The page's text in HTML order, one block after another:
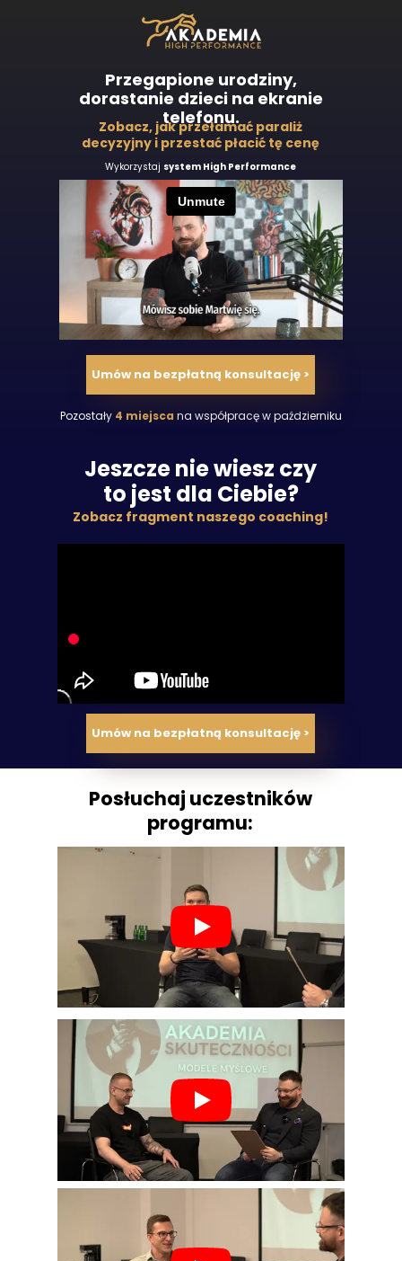
Przegapione urodziny,
dorastanie dzieci na ekranie
telefonu.
Zobacz, jak przełamać paraliż
decyzyjny i przestać płacić tę cenę
Wykorzystaj system High Performance
Umów na bezpłatną konsultację >
Pozostały 4 miejsca na współpracę w październiku
Jeszcze nie wiesz czy
to jest dla Ciebie?
Zobacz fragment naszego coaching!
Umów na bezpłatną konsultację >
Posłuchaj uczestników
programu: